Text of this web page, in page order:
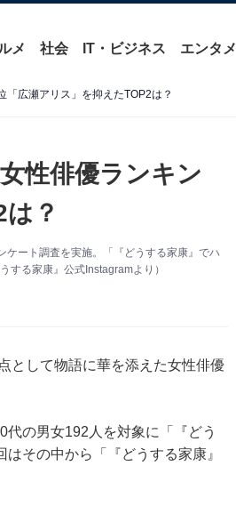
メ 社会 IT・ビジネス エンタメ
「広瀬アリス」を抑えたTOP2は？
性俳優ランキン
？
ート調査を実施。「『どうする家康』でハ
する家康』公式Instagramより）
として物語に華を添えた女性俳優
の男女192人を対象に「『どう
その中から「『どうする家康』